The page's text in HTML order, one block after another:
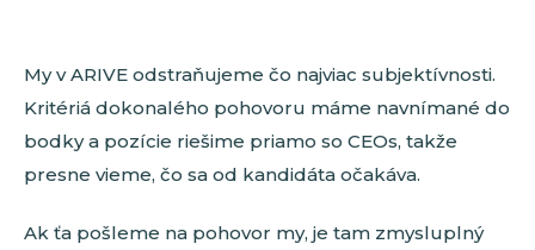
My v ARIVE odstraňujeme čo najviac subjektívnosti.
Kritériá dokonalého pohovoru máme navnímané do
bodky a pozície riešime priamo so CEOs, takže
presne vieme, čo sa od kandidáta očakáva.
Ak ťa pošleme na pohovor my, je tam zmysluplný